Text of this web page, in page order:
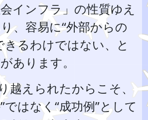
インフラ」の性質ゆえ
、容易に“外部からの
きるわけではない、と
あります。
越えられたからこそ、
ではなく“成功例”として